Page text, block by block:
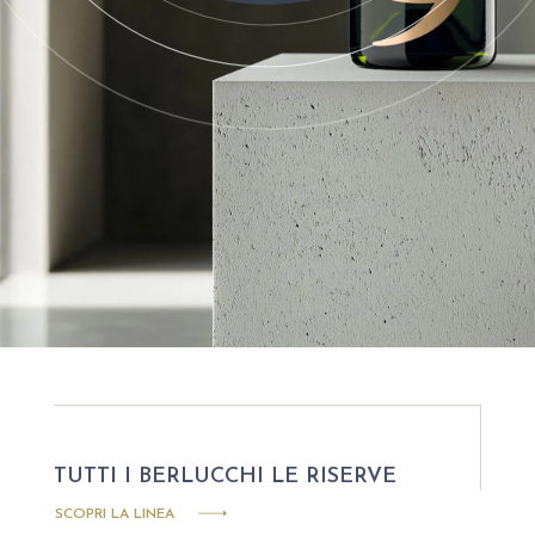
TUTTI I BERLUCCHI LE RISERVE
SCOPRI LA LINEA